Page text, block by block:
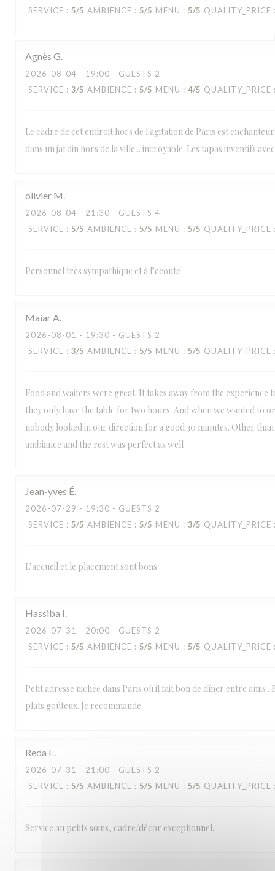
SERVICE : 5/5 AMBIENCE : 5/5 MENU : 5/5 QUALITY_PRICE
Agnès G
2026-08-04 - 19:00 - GUESTS 2
SERVICE : 3/5 AMBIENCE : 5/5 MENU : 4/5 QUALITY_PRICE
Le cadre de cet endroit hors de l'agitation de Paris est
dans un jardin hors de la ville .. incroyable. Les tapas inventifs
olivier M
2026-08-04 - 21:30 - GUESTS 4
SERVICE : 5/5 AMBIENCE : 5/5 MENU : 5/5 QUALITY_PRICE
Personnel très sympathique et à l’ecoute
MaiarA
2026-08-01 - 19:30 - GUESTS 2
SERVICE : 3/5 AMBIENCE : 5/5 MENU : 5/5 QUALITY_PRICE
Food and waiters were great. It takes away from the experience
they only have the table for two hours. And when we wanted to
nobody looked in our direction for a good 30 minutes. Other
ambiance and the rest was perfect as well
Jean-yves É
2026-07-29 - 19:30 - GUESTS 2
SERVICE : 5/5 AMBIENCE : 5/5 MENU : 3/5 QUALITY_PRICE
L’accueil et le placement sont bons
Hassiba I
2026-07-31 - 20:00 - GUESTS 2
SERVICE : 5/5 AMBIENCE : 5/5 MENU : 5/5 QUALITY_PRICE
Petit adresse nichée dans Paris où il fait bon de dîner entre amis .
plats goûteux. Je recommande
Reda E
2026-07-31 - 21:00 - GUESTS 2
SERVICE : 5/5 AMBIENCE : 5/5 MENU : 5/5 QUALITY_PRICE
Service au petits soins, cadre/décor exceptionnel.